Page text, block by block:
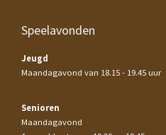
Speelavonden
Jeugd
Maandagavond van 18.15 - 19.45 uur
Senioren
Maandagavond